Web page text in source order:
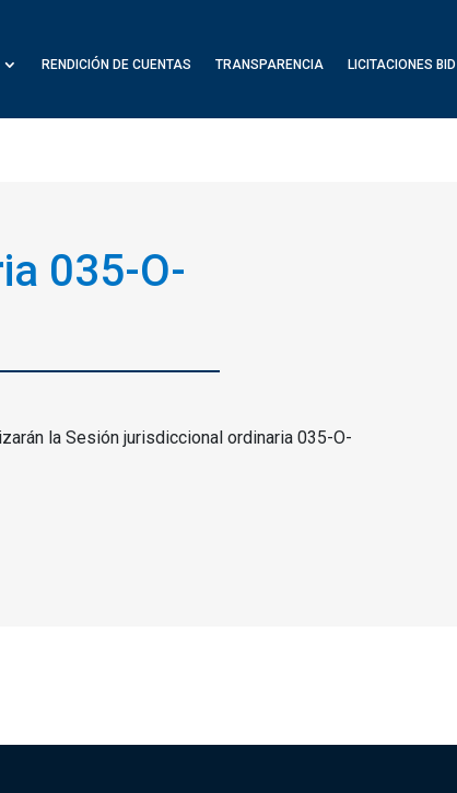
RENDICIÓN DE CUENTAS TRANSPARENCIA LICITACIONES BID
035-O-
la Sesión jurisdiccional ordinaria 035-O-